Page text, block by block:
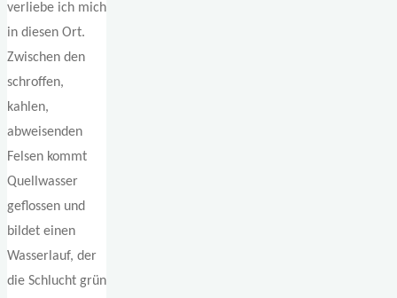
verliebe ich mich
in diesen Ort.
Zwischen den
schroffen,
kahlen,
abweisenden
Felsen kommt
Quellwasser
geflossen und
bildet einen
Wasserlauf, der
die Schlucht grün